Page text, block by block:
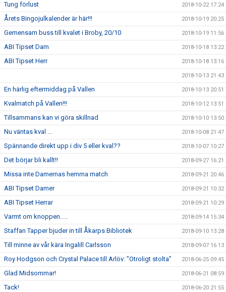
Tung förlust 2018-10-22 17:24
Årets Bingojulkalender är här!!! 2018-10-19 20:25
Gemensam buss till kvalet i Broby, 20/10 2018-10-19 11:56
ABI Tipset Dam 2018-10-18 13:22
ABI Tipset Herr 2018-10-18 13:16
2018-10-13 21:43
En härlig eftermiddag på Vallen 2018-10-13 20:51
Kvalmatch på Vallen!!! 2018-10-12 13:51
Tillsammans kan vi göra skillnad 2018-10-10 13:50
Nu väntas kval ... 2018-10-08 21:47
Spännande direkt upp i div 5 eller kval?? 2018-10-07 10:27
Det börjar bli kallt!! 2018-09-27 16:21
Missa inte Damernas hemma match 2018-09-21 20:46
ABI Tipset Damer 2018-09-21 10:32
ABI Tipset Herrar 2018-09-21 10:29
Varmt om knoppen..... 2018-09-14 15:34
Staffan Tapper bjuder in till Åkarps Bibliotek 2018-09-10 13:28
Till minne av vår kära Ingalill Carlsson 2018-09-07 16:13
Roy Hodgson och Crystal Palace till Arlöv: ”Otroligt stolta” 2018-06-25 09:45
Glad Midsommar! 2018-06-21 08:59
Tack! 2018-06-20 21:55